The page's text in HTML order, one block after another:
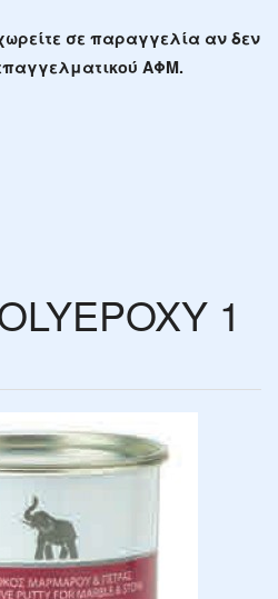
σε παραγγελία αν δεν
ΑΦΜ.
1